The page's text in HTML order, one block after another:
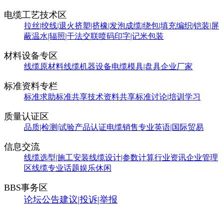
电缆工艺技术区
拉丝|绞线|退火挤塑|挤橡|发泡成缆|绕包|填充编织|铠装|屏
蔽温水|辐照|干法交联喷码印字|记米包装
材料设备专区
线缆原材料线缆机器设备电缆模具|盘具企业厂家
标准资料专栏
标准求助标准共享技术资料共享标准讨论|培训学习
质量认证区
品质|检测|试验产品认证电缆销售专业英语|国际贸易
信息交流
线缆选型|施工安装线缆设计|参数计算行业资讯企业管理
区线缆专业话题娱乐休闲
BBS事务区
论坛公告建议|投诉|举报